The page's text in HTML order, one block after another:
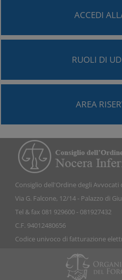
ACCEDI
RUOLI DI
AREA
Consiglio dell'Ordine degli
Via G. Falcone, 12/14 - Palazzo di
Tel & fax 081 929600 - 081927432
C.F. 94012480656
Codice univoco di fatturazione